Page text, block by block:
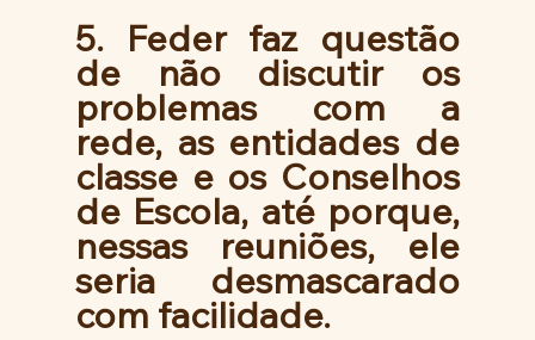
5. Feder faz questão
de não discutir os
problemas com a
rede, as entidades de
classe e os Conselhos
de Escola, até porque,
nessas reuniões, ele
seria desmascarado
com facilidade.